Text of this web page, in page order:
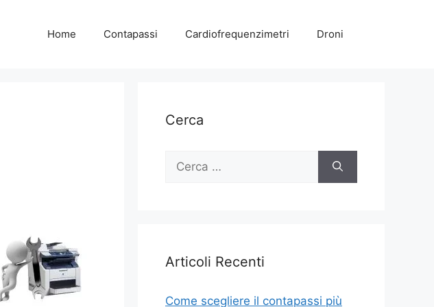
Home Contapassi Cardiofrequenzimetri Droni
Cerca
Ricerca
Articoli Recenti
Come scegliere il contapassi più